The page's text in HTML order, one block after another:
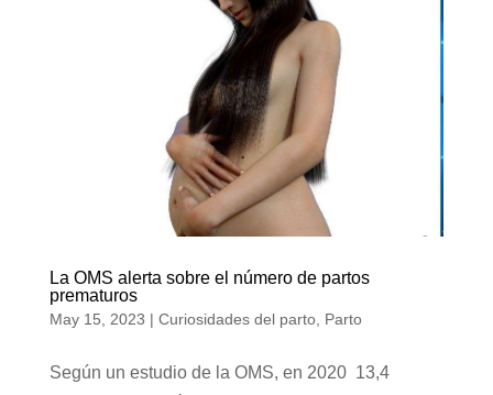
La OMS alerta sobre el número de partos
prematuros
May 15, 2023 | Curiosidades del parto, Parto
Según un estudio de la OMS, en 2020 13,4